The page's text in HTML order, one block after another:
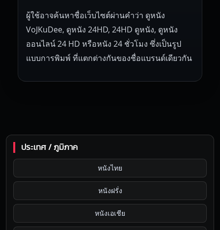
ผู้ใช้อาจค้นหาชื่อเว็บไซต์ผ่านคำว่า ดูหนัง
VoJKuDee, ดูหนัง 24HD, 24HD ดูหนัง, ดูหนัง
ออนไลน์ 24 HD หรือหนัง 24 ชั่วโมง ซึ่งเป็นรูป
แบบการพิมพ์ ที่แตกต่างกันของชื่อแบรนด์เดียวกัน
ประเทศ / ภูมิภาค
หนังไทย
หนังฝรั่ง
หนังเอเชีย